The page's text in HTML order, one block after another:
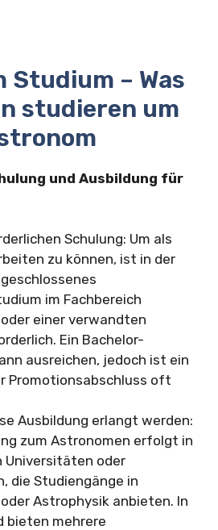
Studium – Was
studieren um
und Ausbildung für
Schulung: Um als
zu können, ist in der
im Fachbereich
einer verwandten
Ein Bachelor-
ausreichen, jedoch ist ein
Promotionsabschluss oft
Ausbildung erlangt werden:
zum Astronomen erfolgt in
Universitäten oder
die Studiengänge in
Astrophysik anbieten. In
bieten mehrere